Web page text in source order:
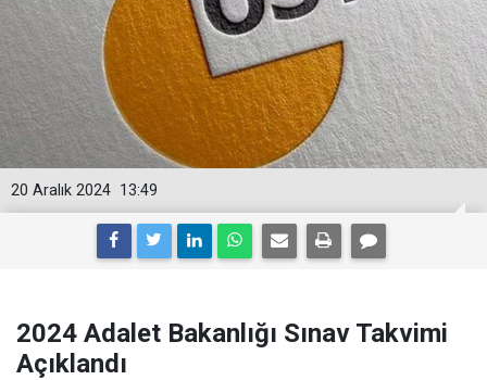
13:49
20 Aralık 2024
2024 Adalet Bakanlığı Sınav Takvimi
Açıklandı